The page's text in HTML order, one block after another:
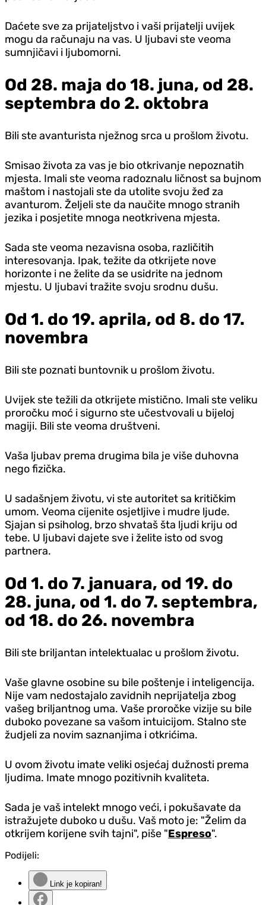
Daćete sve za prijateljstvo i vaši prijatelji uvijek
mogu da računaju na vas. U ljubavi ste veoma
sumnjičavi i ljubomorni.
Od 28. maja do 18. juna, od 28.
septembra do 2. oktobra
Bili ste avanturista nježnog srca u prošlom životu.
Smisao života za vas je bio otkrivanje nepoznatih
mjesta. Imali ste veoma radoznalu ličnost sa bujnom
maštom i nastojali ste da utolite svoju žeđ za
avanturom. Željeli ste da naučite mnogo stranih
jezika i posjetite mnoga neotkrivena mjesta.
Sada ste veoma nezavisna osoba, različitih
interesovanja. Ipak, težite da otkrijete nove
horizonte i ne želite da se usidrite na jednom
mjestu. U ljubavi tražite svoju srodnu dušu.
Od 1. do 19. aprila, od 8. do 17.
novembra
Bili ste poznati buntovnik u prošlom životu.
Uvijek ste težili da otkrijete mistično. Imali ste veliku
proročku moć i sigurno ste učestvovali u bijeloj
magiji. Bili ste veoma društveni.
Vaša ljubav prema drugima bila je više duhovna
nego fizička.
U sadašnjem životu, vi ste autoritet sa kritičkim
umom. Veoma cijenite osjetljive i mudre ljude.
Sjajan si psiholog, brzo shvataš šta ljudi kriju od
tebe. U ljubavi dajete sve i želite isto od svog
partnera.
Od 1. do 7. januara, od 19. do
28. juna, od 1. do 7. septembra,
od 18. do 26. novembra
Bili ste briljantan intelektualac ​​u prošlom životu.
Vaše glavne osobine su bile poštenje i inteligencija.
Nije vam nedostajalo zavidnih neprijatelja zbog
vašeg briljantnog uma. Vaše proročke vizije su bile
duboko povezane sa vašom intuicijom. Stalno ste
žudjeli za novim saznanjima i otkrićima.
U ovom životu imate veliki osjećaj dužnosti prema
ljudima. Imate mnogo pozitivnih kvaliteta.
Sada je vaš intelekt mnogo veći, i pokušavate da
istražujete duboko u dušu. Vaš moto je: "Želim da
otkrijem korijene svih tajni", piše "Espreso".
Podijeli:
Link je kopiran!